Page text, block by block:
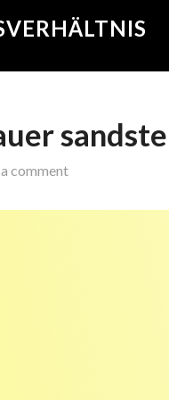
12, 2015
comment